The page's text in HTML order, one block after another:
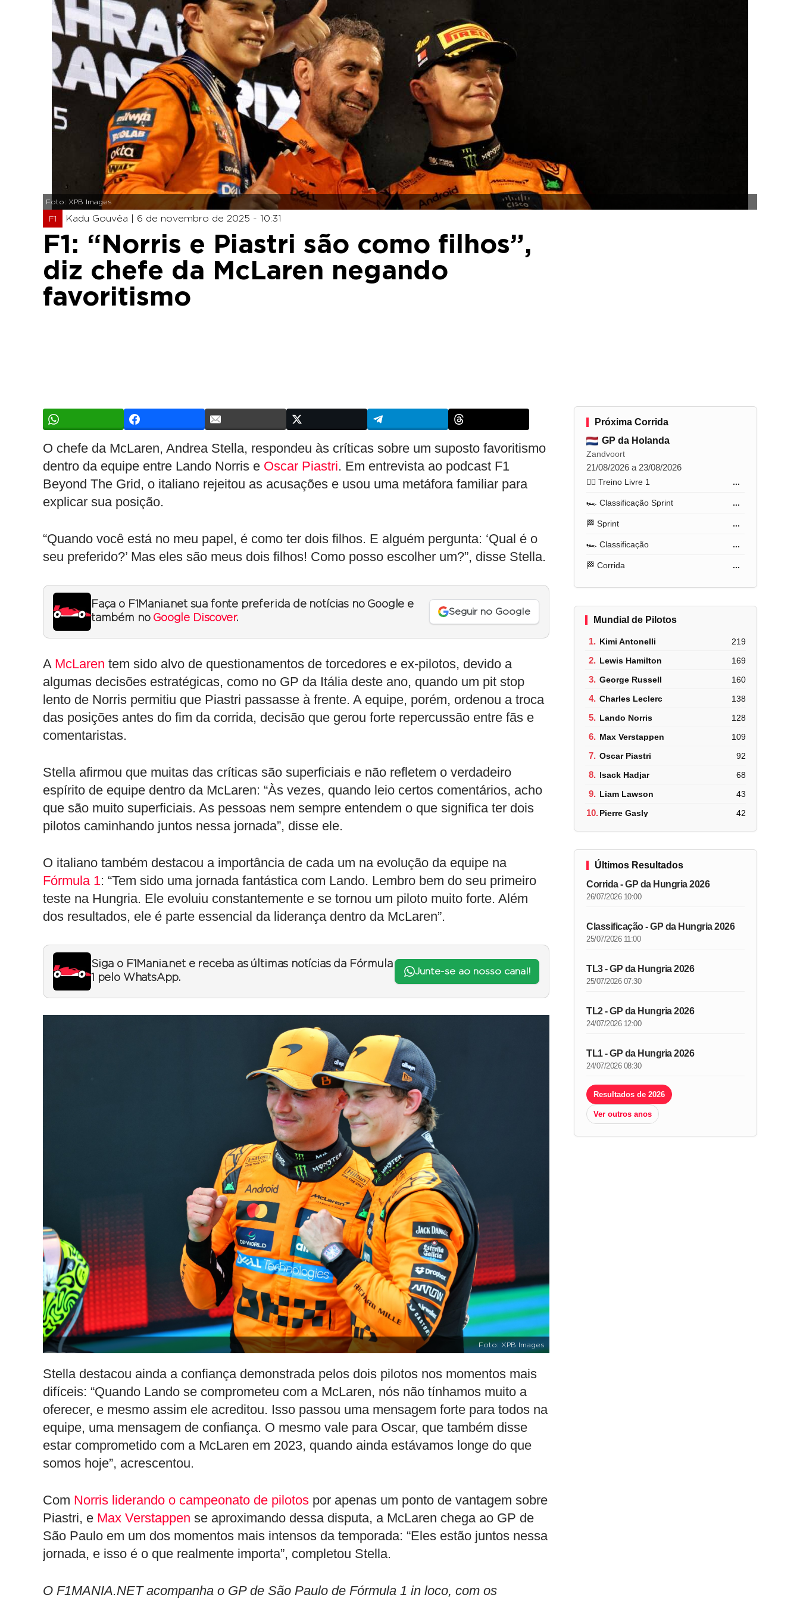
Foto: XPB Images
F1 Kadu Gouvêa | 6 de novembro de 2025 - 10:31
F1: “Norris e Piastri são como filhos”,
diz chefe da McLaren negando
favoritismo
O chefe da McLaren, Andrea Stella, respondeu às críticas sobre um suposto favoritismo
dentro da equipe entre Lando Norris e Oscar Piastri. Em entrevista ao podcast F1
Beyond The Grid, o italiano rejeitou as acusações e usou uma metáfora familiar para
explicar sua posição.
“Quando você está no meu papel, é como ter dois filhos. E alguém pergunta: ‘Qual é o
seu preferido?’ Mas eles são meus dois filhos! Como posso escolher um?”, disse Stella.
Faça o F1Mania.net sua fonte preferida de notícias no Google e
também no Google Discover.
Seguir no Google
A McLaren tem sido alvo de questionamentos de torcedores e ex-pilotos, devido a
algumas decisões estratégicas, como no GP da Itália deste ano, quando um pit stop
lento de Norris permitiu que Piastri passasse à frente. A equipe, porém, ordenou a troca
das posições antes do fim da corrida, decisão que gerou forte repercussão entre fãs e
comentaristas.
Stella afirmou que muitas das críticas são superficiais e não refletem o verdadeiro
espírito de equipe dentro da McLaren: “Às vezes, quando leio certos comentários, acho
que são muito superficiais. As pessoas nem sempre entendem o que significa ter dois
pilotos caminhando juntos nessa jornada”, disse ele.
O italiano também destacou a importância de cada um na evolução da equipe na
Fórmula 1: “Tem sido uma jornada fantástica com Lando. Lembro bem do seu primeiro
teste na Hungria. Ele evoluiu constantemente e se tornou um piloto muito forte. Além
dos resultados, ele é parte essencial da liderança dentro da McLaren”.
Siga o F1Mania.net e receba as últimas notícias da Fórmula
1 pelo WhatsApp.
Junte-se ao nosso canal!
Foto: XPB Images
Stella destacou ainda a confiança demonstrada pelos dois pilotos nos momentos mais
difíceis: “Quando Lando se comprometeu com a McLaren, nós não tínhamos muito a
oferecer, e mesmo assim ele acreditou. Isso passou uma mensagem forte para todos na
equipe, uma mensagem de confiança. O mesmo vale para Oscar, que também disse
estar comprometido com a McLaren em 2023, quando ainda estávamos longe do que
somos hoje”, acrescentou.
Com Norris liderando o campeonato de pilotos por apenas um ponto de vantagem sobre
Piastri, e Max Verstappen se aproximando dessa disputa, a McLaren chega ao GP de
São Paulo em um dos momentos mais intensos da temporada: “Eles estão juntos nessa
jornada, e isso é o que realmente importa”, completou Stella.
O F1MANIA.NET acompanha o GP de São Paulo de Fórmula 1 in loco, com os
Próxima Corrida
GP da Holanda
Zandvoort
21/08/2026 a 23/08/2026
🏋️‍♂️ Treino Livre 1 ...
🏎️ Classificação Sprint ...
🏁 Sprint ...
🏎️ Classificação ...
🏁 Corrida ...
Mundial de Pilotos
1. Kimi Antonelli 219
2. Lewis Hamilton 169
3. George Russell 160
4. Charles Leclerc 138
5. Lando Norris 128
6. Max Verstappen 109
7. Oscar Piastri 92
8. Isack Hadjar 68
9. Liam Lawson 43
10.Pierre Gasly 42
Últimos Resultados
Corrida - GP da Hungria 2026
26/07/2026 10:00
Classificação - GP da Hungria 2026
25/07/2026 11:00
TL3 - GP da Hungria 2026
25/07/2026 07:30
TL2 - GP da Hungria 2026
24/07/2026 12:00
TL1 - GP da Hungria 2026
24/07/2026 08:30
Resultados de 2026
Ver outros anos